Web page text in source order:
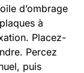
d’ombrage
à
Placez-
Percez
puis